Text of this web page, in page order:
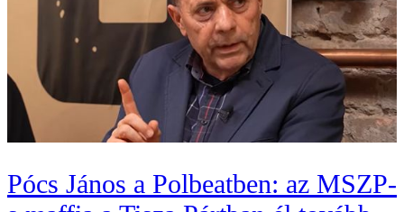
Pócs János a Polbeatben: az MSZP-